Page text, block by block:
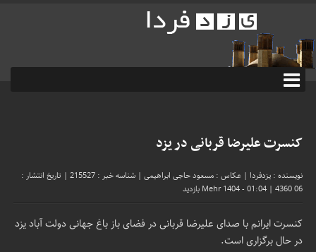
کنسرت علیرضا قربانی در یزد
نویسنده : یزدفردا |عکاس : مسعود حاجی ابراهیمی |شناسه خبر : 215527 | تاریخ انتشار :
06 Mehr 1404 - 01:04
| 4360 بازدید
کنسرت ایرانم با صدای علیرضا قربانی در فضای باز باغ جهانی دولت آباد یزد
در حال برگزاری است.